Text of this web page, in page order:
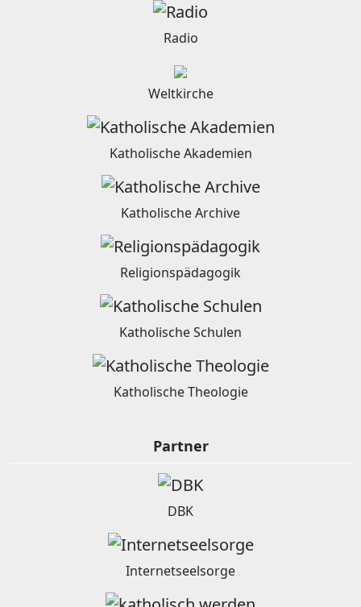
Radio
Weltkirche
Katholische Akademien
Katholische Archive
Religionspädagogik
Katholische Schulen
Katholische Theologie
Partner
DBK
Internetseelsorge